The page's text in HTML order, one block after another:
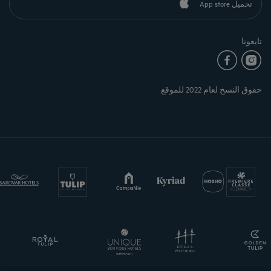
تحميل App store
تابعونا
حقوق النسخ لعام 2022 للموقع